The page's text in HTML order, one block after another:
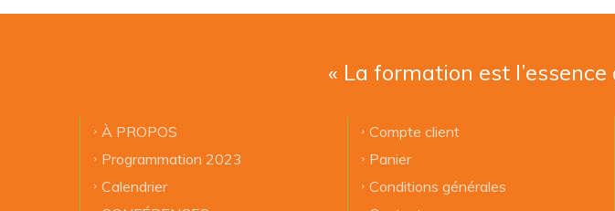
« La formation est
À PROPOS
Programmation 2023
Calendrier
Compte client
Panier
Conditions générales